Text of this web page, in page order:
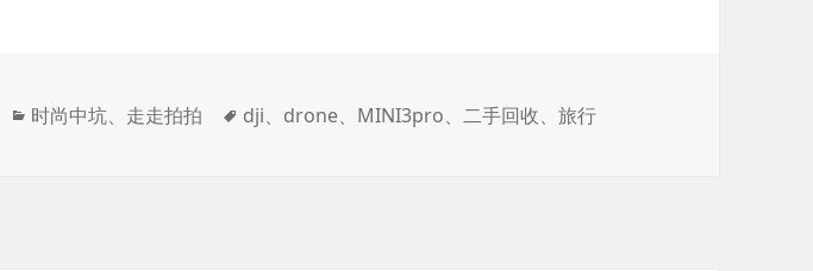
分
时尚中坑、 走走拍拍
标
dji、 drone、 MINI3pro、二手回收、旅行